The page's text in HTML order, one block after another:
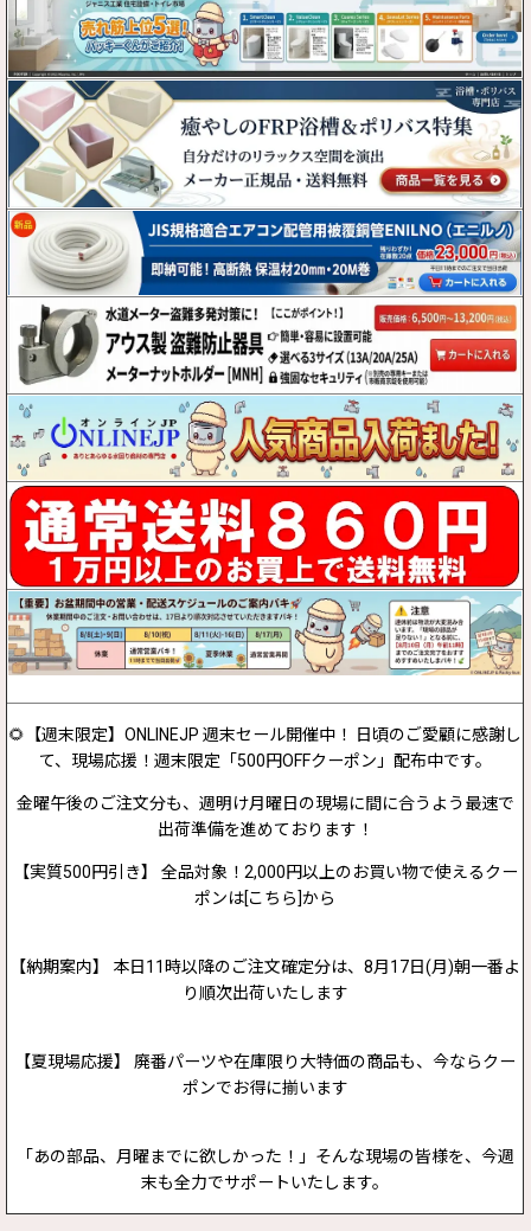
🌻【週末限定】ONLINEJP 週末セール開催中！ 日頃のご愛顧に感謝し
て、現場応援！週末限定「500円OFFクーポン」配布中です。
金曜午後のご注文分も、週明け月曜日の現場に間に合うよう最速で
出荷準備を進めております！
【実質500円引き】 全品対象！2,000円以上のお買い物で使えるクー
ポンは[こちら]から
【納期案内】 本日11時以降のご注文確定分は、8月17日(月)朝一番よ
り順次出荷いたします
【夏現場応援】 廃番パーツや在庫限り大特価の商品も、今ならクー
ポンでお得に揃います
「あの部品、月曜までに欲しかった！」そんな現場の皆様を、今週
末も全力でサポートいたします。